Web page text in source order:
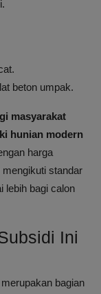
beton umpak.
masyarakat
hunian modern
harga
standar
lebih bagi calon
Ini
bagian